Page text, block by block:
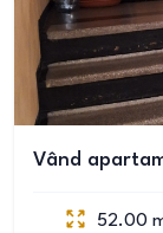
Vând
52.00